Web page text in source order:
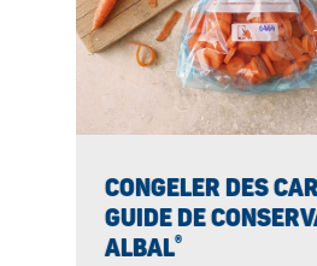
CONGELER DES
GUIDE DE
ALBAL®